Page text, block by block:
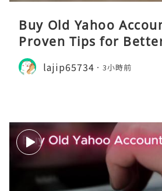
Buy Old Yahoo
Proven Tips for
lajip65734 3小時前